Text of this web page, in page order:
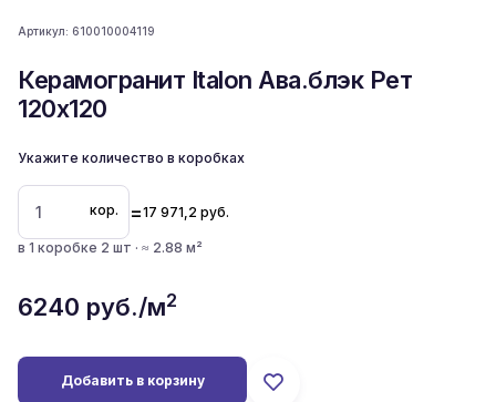
Артикул: 610010004119
Керамогранит Italon Ава.блэк Рет
120x120
Укажите количество в коробках
кор. =17 971,2 руб.
в 1 коробке 2 шт · ≈ 2.88 м²
6240 руб./м2
Добавить в корзину